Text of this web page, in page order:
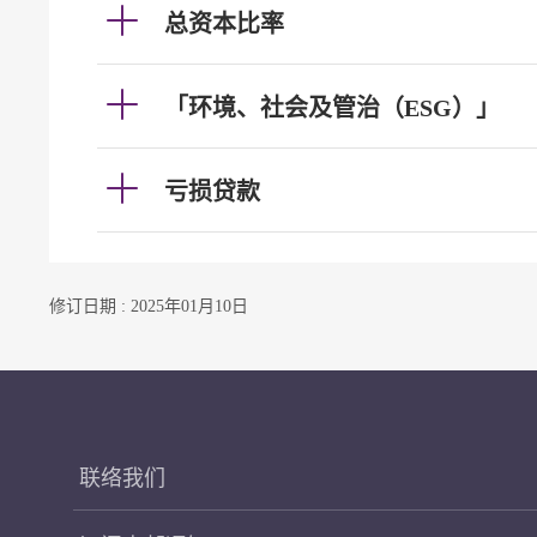
总资本比率
「环境、社会及管治（ESG）」
亏损贷款
修订日期 : 2025年01月10日
联络我们